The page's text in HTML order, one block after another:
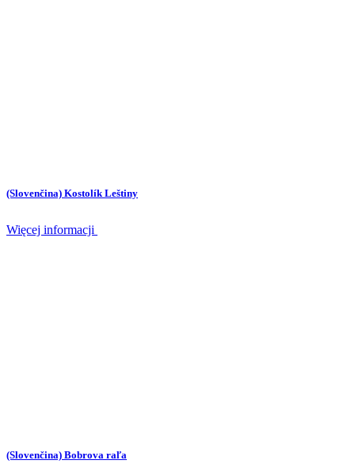
(Slovenčina) Kostolík Leštiny
Więcej informacji
(Slovenčina) Bobrova raľa